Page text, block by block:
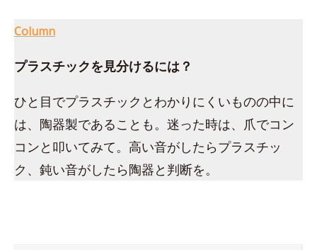
Column
プラスチックを見分けるには？
ひと目でプラスチックとわかりにくいものの中に
は、陶器製であることも。迷った時は、爪でコン
コンと叩いてみて。高い音がしたらプラスチッ
ク、鈍い音がしたら陶器と判断を。